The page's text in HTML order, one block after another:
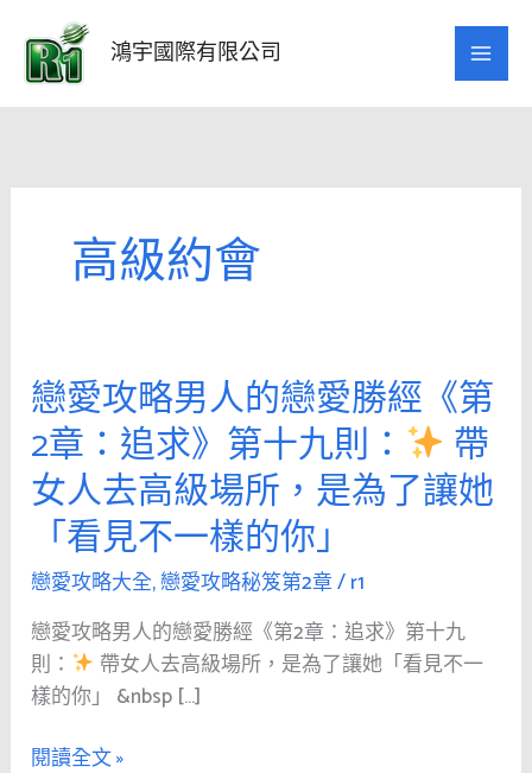
要
鴻宇國際有限公司
高級約會
戀愛攻略男人的戀愛勝經《第
2章：追求》第十九則： 帶
女人去高級場所，是為了讓她
「看見不一樣的你」
戀愛攻略大全,戀愛攻略秘笈第2章/r1
戀愛攻略男人的戀愛勝經《第2章：追求》第十九
則：
帶女人去高級場所，是為了讓她「看見不一
樣的你」 &nbsp […]
戀
愛
攻
略
的
戀
愛
勝
經
《第
閱讀全文 »